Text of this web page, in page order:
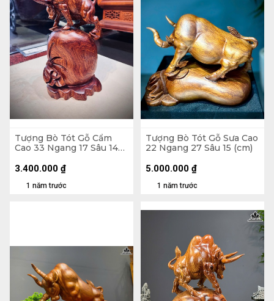
Tượng Bò Tót Gỗ Cẩm
Cao 33 Ngang 17 Sâu 14
1 năm trước
3.400.000 ₫
Tượng Bò Tót Gỗ Sưa Cao
22 Ngang 27 Sâu 15 (cm)
1 năm trước
5.000.000 ₫